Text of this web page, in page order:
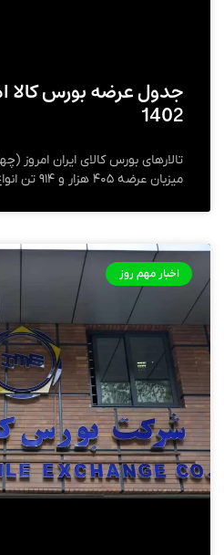
1402
میزبان عرضه ۴۰۵ هزار و ۹۱۴ تن انواع کالا و محصول هستند.
اخبار مهم روز